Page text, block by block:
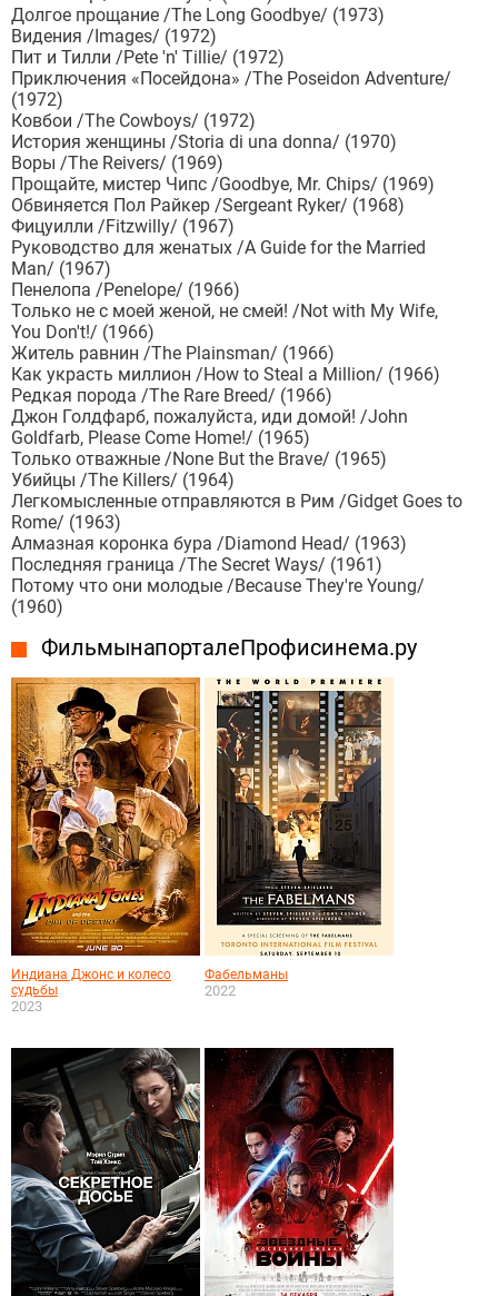
Долгое прощание /The Long Goodbye/ (1973)
Видения /Images/ (1972)
Пит и Тилли /Pete 'n' Tillie/ (1972)
Приключения «Посейдона» /The Poseidon Adventure/
(1972)
Ковбои /The Cowboys/ (1972)
История женщины /Storia di una donna/ (1970)
Воры /The Reivers/ (1969)
Прощайте, мистер Чипс /Goodbye, Mr. Chips/ (1969)
Обвиняется Пол Райкер /Sergeant Ryker/ (1968)
Фицуилли /Fitzwilly/ (1967)
Руководство для женатых /A Guide for the Married
Man/ (1967)
Пенелопа /Penelope/ (1966)
Только не с моей женой, не смей! /Not with My Wife,
You Don't!/ (1966)
Житель равнин /The Plainsman/ (1966)
Как украсть миллион /How to Steal a Million/ (1966)
Редкая порода /The Rare Breed/ (1966)
Джон Голдфарб, пожалуйста, иди домой! /John
Goldfarb, Please Come Home!/ (1965)
Только отважные /None But the Brave/ (1965)
Убийцы /The Killers/ (1964)
Легкомысленные отправляются в Рим /Gidget Goes to
Rome/ (1963)
Алмазная коронка бура /Diamond Head/ (1963)
Последняя граница /The Secret Ways/ (1961)
Потому что они молодые /Because They're Young/
(1960)
Фильмы на портале Профисинема.ру
Индиана Джонс и колесо
судьбы
2023
Фабельманы
2022